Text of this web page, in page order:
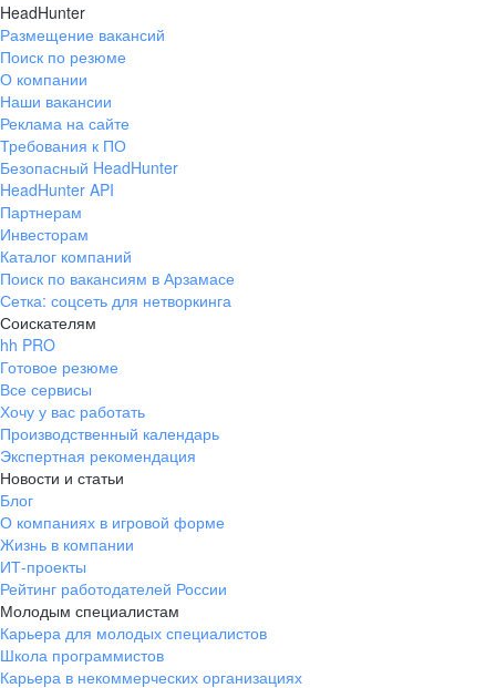
HeadHunter
Размещение вакансий
Поиск по резюме
О компании
Наши вакансии
Реклама на сайте
Требования к ПО
Безопасный HeadHunter
HeadHunter API
Партнерам
Инвесторам
Каталог компаний
Поиск по вакансиям в Арзамасе
Сетка: соцсеть для нетворкинга
Соискателям
hh PRO
Готовое резюме
Все сервисы
Хочу у вас работать
Производственный календарь
Экспертная рекомендация
Новости и статьи
Блог
О компаниях в игровой форме
Жизнь в компании
ИТ-проекты
Рейтинг работодателей России
Молодым специалистам
Карьера для молодых специалистов
Школа программистов
Карьера в некоммерческих организациях